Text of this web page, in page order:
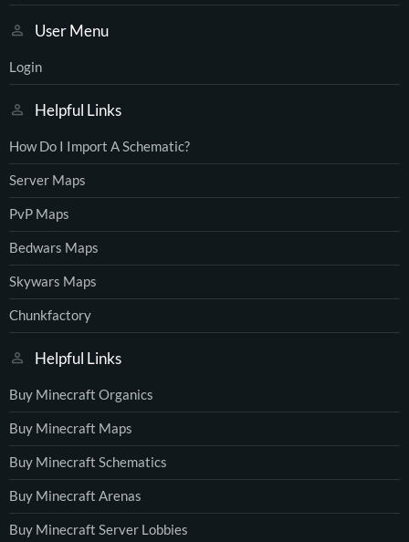
User Menu
Login
Helpful Links
How Do I Import A Schematic?
Server Maps
PvP Maps
Bedwars Maps
Skywars Maps
Chunkfactory
Helpful Links
Buy Minecraft Organics
Buy Minecraft Maps
Buy Minecraft Schematics
Buy Minecraft Arenas
Buy Minecraft Server Lobbies